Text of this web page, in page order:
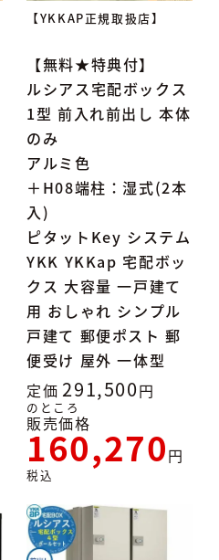
【YKKAP正規取扱店】
【無料★特典付】
ルシアス宅配ボックス
1型 前入れ前出し 本体
のみ
アルミ色
＋H08端柱：湿式(2本
入)
ピタットKey システム
YKK YKKap 宅配ボッ
クス 大容量 一戸建て
用 おしゃれ シンプル
戸建て 郵便ポスト 郵
便受け 屋外 一体型
定価 291,500
のところ
販売価格
160,270
税込